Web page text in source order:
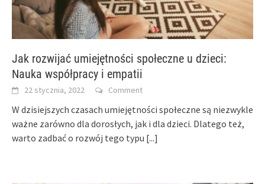
Jak rozwijać umiejętności społeczne u dzieci:
Nauka współpracy i empatii
22 stycznia, 2022 Comment
W dzisiejszych czasach umiejętności społeczne są niezwykle
ważne zarówno dla dorosłych, jak i dla dzieci. Dlatego też,
warto zadbać o rozwój tego typu [...]